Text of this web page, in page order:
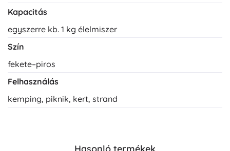
Kapacitás
egyszerre kb. 1 kg élelmiszer
Szín
fekete–piros
Felhasználás
kemping, piknik, kert, strand